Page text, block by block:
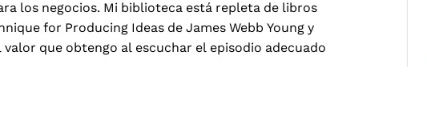
los negocios. Mi biblioteca está repleta de libros
for Producing Ideas de James Webb Young y
que obtengo al escuchar el episodio adecuado